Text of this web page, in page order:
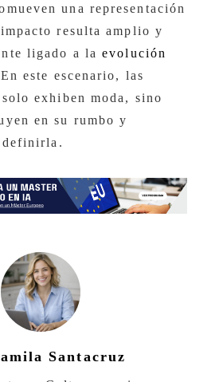
una representación
resulta amplio y
ligado a laevolución
este escenario, las
exhiben moda, sino
en su rumbo y
Santacruz